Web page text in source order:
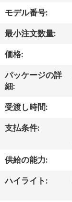
ト
VR
シ
ョ
ー
私
達
モデル番号:
最小注文数量:
価格:
パッケージの詳
細:
受渡し時間:
支払条件:
供給の能力:
ハイライト: